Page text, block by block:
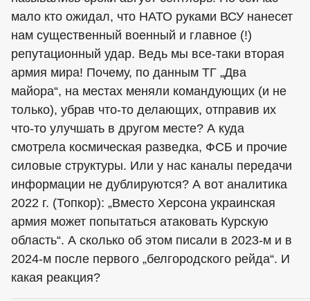
мало кто ожидал, что НАТО руками ВСУ нанесет
нам существенный военный и главное (!)
репутационный удар. Ведь мы все-таки вторая
армия мира! Почему, по данным ТГ „Два
майора“, на местах меняли командующих (и не
только), убрав что-то делающих, отправив их
что-то улучшать в другом месте? А куда
смотрела космическая разведка, ФСБ и прочие
силовые структуры. Или у нас каналы передачи
информации не дублируются? А вот аналитика
2022 г. (Топкор): „Вместо Херсона украинская
армия может попытаться атаковать Курскую
область“. А сколько об этом писали в 2023-м и в
2024-м после первого „белгородского рейда“. И
какая реакция?